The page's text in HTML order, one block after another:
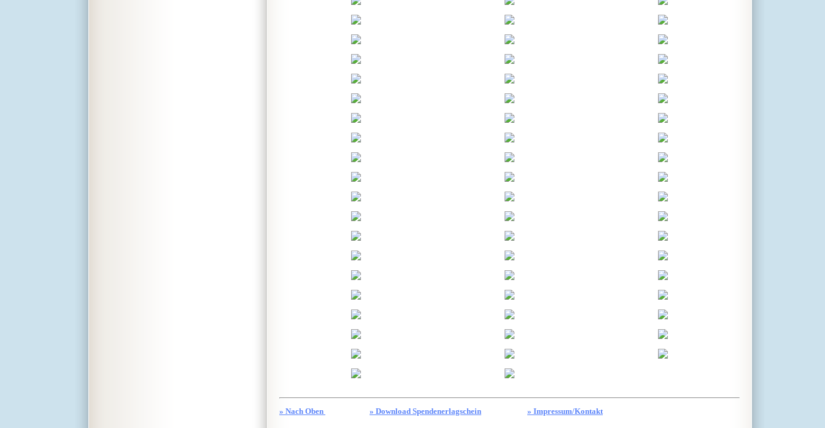
» Nach Oben » Download Spendenerlagschein » Impressum/Kontakt